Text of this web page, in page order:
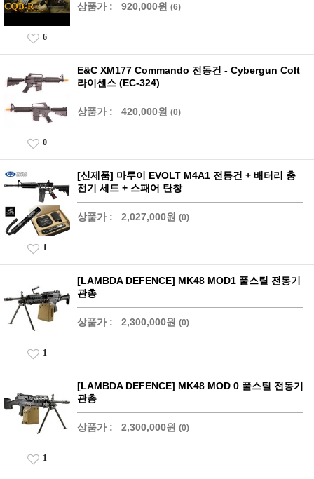
상품가 : 920,000원 (6)
6
E&C XM177 Commando 전동건 - Cybergun Colt
라이센스 (EC-324)
상품가 : 420,000원 (0)
0
[신제품] 마루이 EVOLT M4A1 전동건 + 배터리 충
전기 세트 + 스패어 탄창
상품가 : 2,027,000원 (0)
1
[LAMBDA DEFENCE] MK48 MOD1 풀스틸 전동기
관총
상품가 : 2,300,000원 (0)
1
[LAMBDA DEFENCE] MK48 MOD 0 풀스틸 전동기
관총
상품가 : 2,300,000원 (0)
1